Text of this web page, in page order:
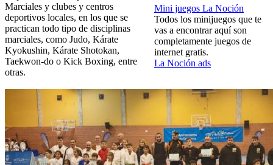
Mini juegos La Noción
Todos los minijuegos que te
vas a encontrar aquí son
completamente juegos de
internet gratis.
La Noción ads
Marciales y clubes y centros
deportivos locales, en los que se
practican todo tipo de disciplinas
marciales, como Judo, Kárate
Kyokushin, Kárate Shotokan,
Taekwon-do o Kick Boxing, entre
otras.